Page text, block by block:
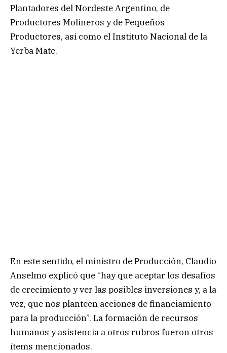
Plantadores del Nordeste Argentino, de
Productores Molineros y de Pequeños
Productores, así como el Instituto Nacional de la
Yerba Mate.
En este sentido, el ministro de Producción, Claudio
Anselmo explicó que “hay que aceptar los desafíos
de crecimiento y ver las posibles inversiones y, a la
vez, que nos planteen acciones de financiamiento
para la producción”. La formación de recursos
humanos y asistencia a otros rubros fueron otros
ítems mencionados.